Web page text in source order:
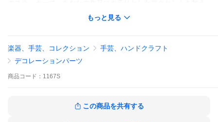
☆写真はモノクロで表示されています。カラーはシルバーとゴー
もっと見る
楽器、手芸、コレクション
手芸、ハンドクラフト
デコレーションパーツ
商品 コード： 1167S
この商品を共有する